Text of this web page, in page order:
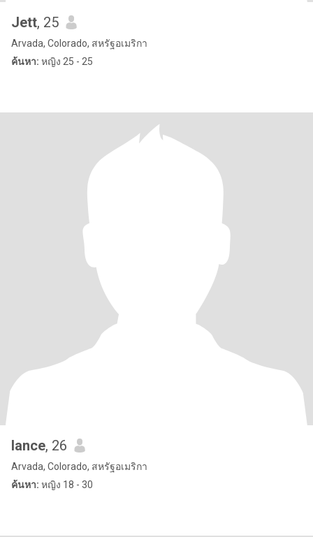
Jett, 25
Arvada, Colorado, สหรัฐอเมริกา
ค้นหา: หญิง 25 - 25
lance, 26
Arvada, Colorado, สหรัฐอเมริกา
ค้นหา: หญิง 18 - 30